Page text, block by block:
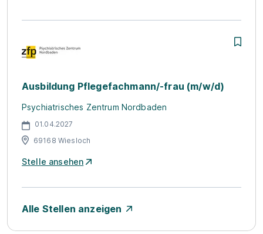
Ausbildung Pflegefachmann/-frau (m/w/d)
Psychiatrisches Zentrum Nordbaden
01.04.2027
69168 Wiesloch
Stelle ansehen
Alle Stellen anzeigen